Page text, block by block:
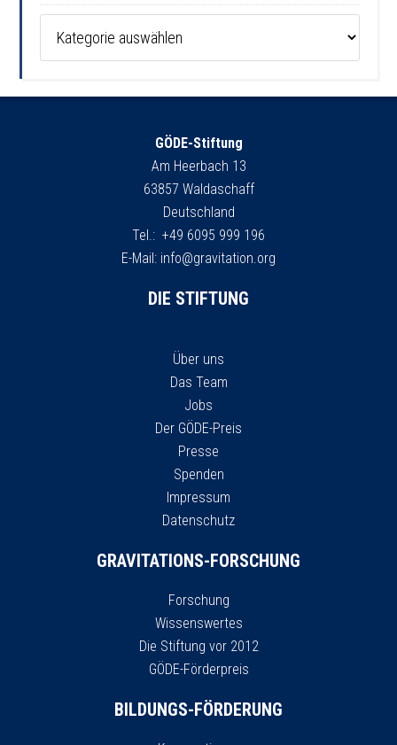
GÖDE-Stiftung
Am Heerbach 13
63857 Waldaschaff
Deutschland
Tel.: +49 6095 999 196
E-Mail: info@gravitation.org
DIE STIFTUNG
Über uns
Das Team
Jobs
Der GÖDE-Preis
Presse
Spenden
Impressum
Datenschutz
GRAVITATIONS-FORSCHUNG
Forschung
Wissenswertes
Die Stiftung vor 2012
GÖDE-Förderpreis
BILDUNGS-FÖRDERUNG